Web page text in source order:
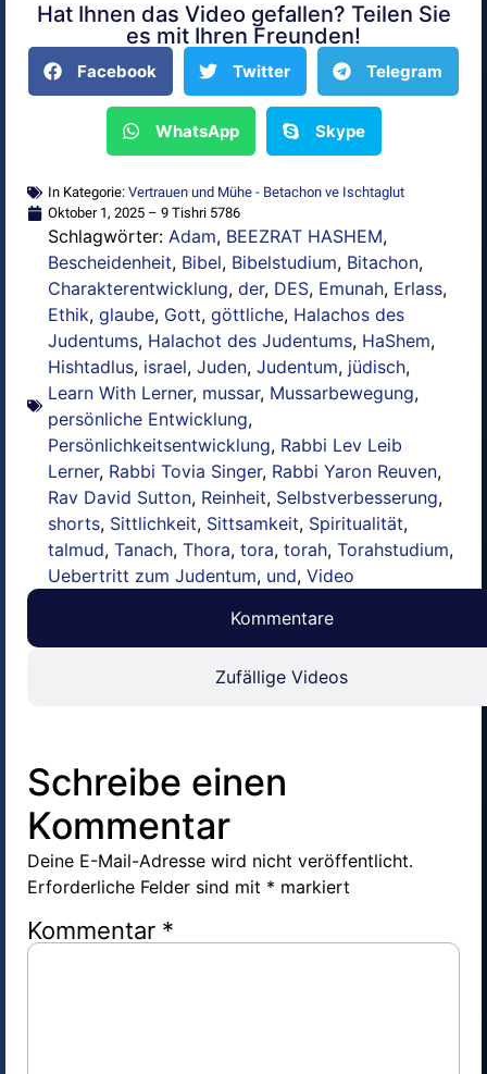
Alternative:
Hat Ihnen das Video gefallen? Teilen Sie
es mit Ihren Freunden!
Facebook Twitter Telegram
WhatsApp Skype
In Kategorie: Vertrauen und Mühe - Betachon ve Ischtaglut
Oktober 1, 2025 – 9 Tishri 5786
Schlagwörter: Adam, BEEZRAT HASHEM,
Bescheidenheit, Bibel, Bibelstudium, Bitachon,
Charakterentwicklung, der, DES, Emunah, Erlass,
Ethik, glaube, Gott, göttliche, Halachos des
Judentums, Halachot des Judentums, HaShem,
Hishtadlus, israel, Juden, Judentum, jüdisch,
Learn With Lerner, mussar, Mussarbewegung,
persönliche Entwicklung,
Persönlichkeitsentwicklung, Rabbi Lev Leib
Lerner, Rabbi Tovia Singer, Rabbi Yaron Reuven,
Rav David Sutton, Reinheit, Selbstverbesserung,
shorts, Sittlichkeit, Sittsamkeit, Spiritualität,
talmud, Tanach, Thora, tora, torah, Torahstudium,
Uebertritt zum Judentum, und, Video
Kommentare
Zufällige Videos
Schreibe einen
Kommentar
Deine E-Mail-Adresse wird nicht veröffentlicht.
Erforderliche Felder sind mit * markiert
Kommentar *